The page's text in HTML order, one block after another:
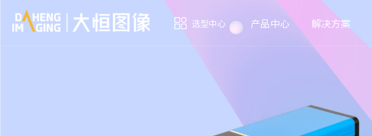
选型中心 产品中心 解决方案